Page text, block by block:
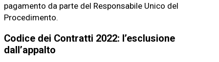
pagamento da parte del Responsabile Unico del
Procedimento.
Codice dei Contratti 2022: l’esclusione
dall’appalto